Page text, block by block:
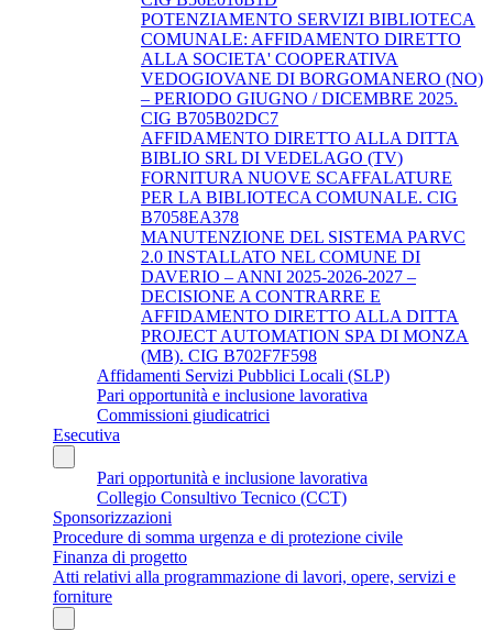
POTENZIAMENTO SERVIZI BIBLIOTECA
COMUNALE: AFFIDAMENTO DIRETTO
ALLA SOCIETA' COOPERATIVA
VEDOGIOVANE DI BORGOMANERO (NO)
– PERIODO GIUGNO / DICEMBRE 2025.
CIG B705B02DC7
AFFIDAMENTO DIRETTO ALLA DITTA
BIBLIO SRL DI VEDELAGO (TV)
FORNITURA NUOVE SCAFFALATURE
PER LA BIBLIOTECA COMUNALE. CIG
B7058EA378
MANUTENZIONE DEL SISTEMA PARVC
2.0 INSTALLATO NEL COMUNE DI
DAVERIO – ANNI 2025-2026-2027 –
DECISIONE A CONTRARRE E
AFFIDAMENTO DIRETTO ALLA DITTA
PROJECT AUTOMATION SPA DI MONZA
(MB). CIG B702F7F598
Affidamenti Servizi Pubblici Locali (SLP)
Pari opportunità e inclusione lavorativa
Commissioni giudicatrici
Esecutiva
Pari opportunità e inclusione lavorativa
Collegio Consultivo Tecnico (CCT)
Sponsorizzazioni
Procedure di somma urgenza e di protezione civile
Finanza di progetto
Atti relativi alla programmazione di lavori, opere, servizi e
forniture